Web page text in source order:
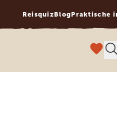
ReisquizBlogPraktische